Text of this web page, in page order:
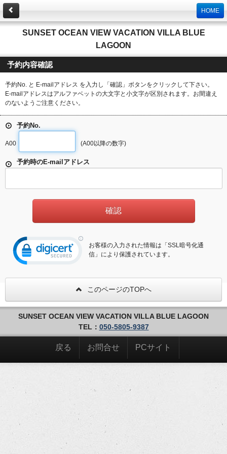
HOME
SUNSET OCEAN VIEW VACATION VILLA BLUE
LAGOON
予約内容確認
予約No. と E-mailアドレス を入力し「確認」ボタンをクリックして下さい。
E-mailアドレスはアルファベットの大文字と小文字が区別されます。お間違え
のないようご注意ください。
予約No.
A00 (A00以降の数字)
予約時のE-mailアドレス
お客様の入力された情報は「SSL暗号化通
信」により保護されています。
このページのTOPへ
SUNSET OCEAN VIEW VACATION VILLA BLUE LAGOON
TEL： 050-5805-9387
戻る お問合せ PCサイト